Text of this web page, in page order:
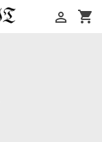
shopping_cart
